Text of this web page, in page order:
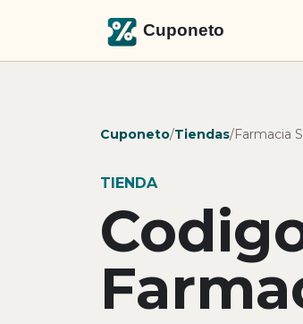
Cuponeto/Tiendas/Farmacia
TIENDA